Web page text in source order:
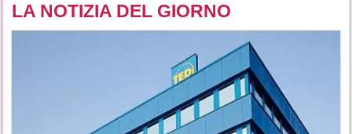
LA NOTIZIA DEL GIORNO